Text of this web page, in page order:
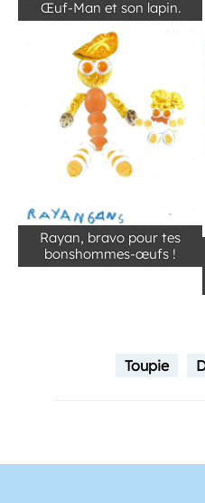
Œuf-Man et son lapin.
Rayan, bravo pour tes
bonshommes-œufs !
Toupie